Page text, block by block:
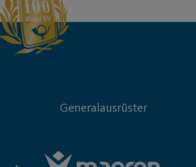
Generalausrüster